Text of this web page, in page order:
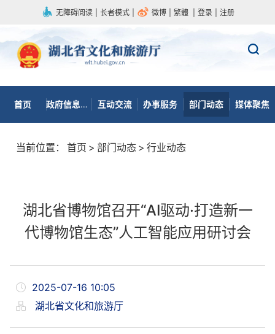
无障碍阅读 长者模式 微博 繁體 登录 注册
首页 政府信息公开 互动交流 办事服务 部门动态 媒体聚焦
当前位置： 首页 > 部门动态 > 行业动态
湖北省博物馆召开“AI驱动·打造新一
代博物馆生态”人工智能应用研讨会
2025-07-16 10:05
湖北省文化和旅游厅